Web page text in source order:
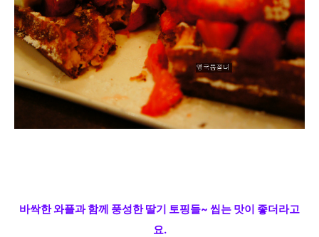
바싹한 와플과 함께 풍성한 딸기 토핑들~ 씹는 맛이 좋더라고
요.